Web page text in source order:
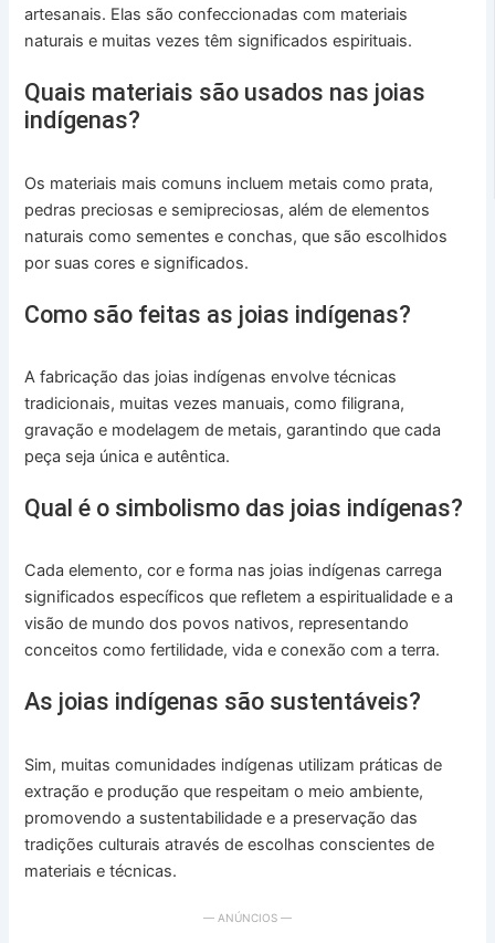
artesanais. Elas são confeccionadas com materiais
naturais e muitas vezes têm significados espirituais.
Quais materiais são usados nas joias
indígenas?
Os materiais mais comuns incluem metais como prata,
pedras preciosas e semipreciosas, além de elementos
naturais como sementes e conchas, que são escolhidos
por suas cores e significados.
Como são feitas as joias indígenas?
A fabricação das joias indígenas envolve técnicas
tradicionais, muitas vezes manuais, como filigrana,
gravação e modelagem de metais, garantindo que cada
peça seja única e autêntica.
Qual é o simbolismo das joias indígenas?
Cada elemento, cor e forma nas joias indígenas carrega
significados específicos que refletem a espiritualidade e a
visão de mundo dos povos nativos, representando
conceitos como fertilidade, vida e conexão com a terra.
As joias indígenas são sustentáveis?
Sim, muitas comunidades indígenas utilizam práticas de
extração e produção que respeitam o meio ambiente,
promovendo a sustentabilidade e a preservação das
tradições culturais através de escolhas conscientes de
materiais e técnicas.
— ANÚNCIOS —